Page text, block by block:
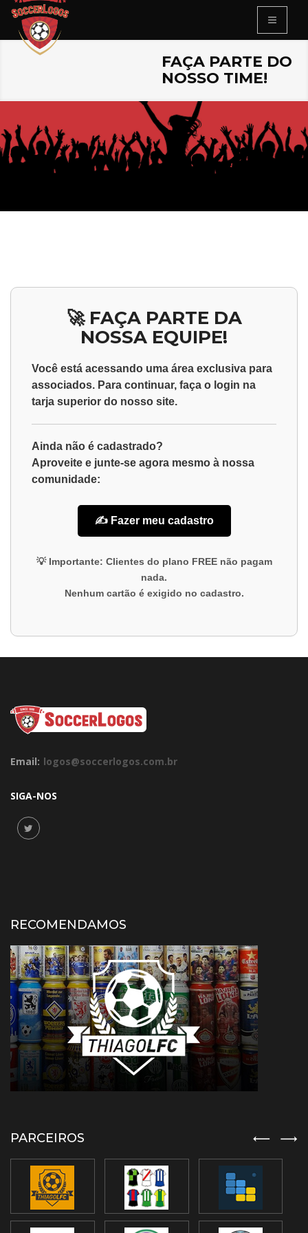
FAÇA PARTE DO
NOSSO TIME!
🚀 FAÇA PARTE DA
NOSSA EQUIPE!
Você está acessando uma área exclusiva para
associados. Para continuar, faça o login na
tarja superior do nosso site.
Ainda não é cadastrado?
Aproveite e junte-se agora mesmo à nossa
comunidade:
✍️ Fazer meu cadastro
💡 Importante: Clientes do plano FREEnão pagam
nada.
Nenhum cartão é exigido no cadastro.
Email: logos@soccerlogos.com.br
SIGA-NOS
RECOMENDAMOS
PARCEIROS